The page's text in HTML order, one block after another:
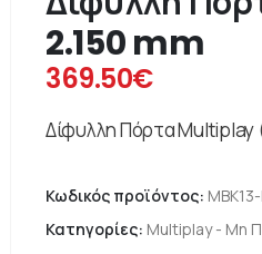
2.150 mm
369.50€
Δίφυλλη Πόρτα Multiplay
Κωδικός προϊόντος:
Κατηγορίες: Multiplay - Μη